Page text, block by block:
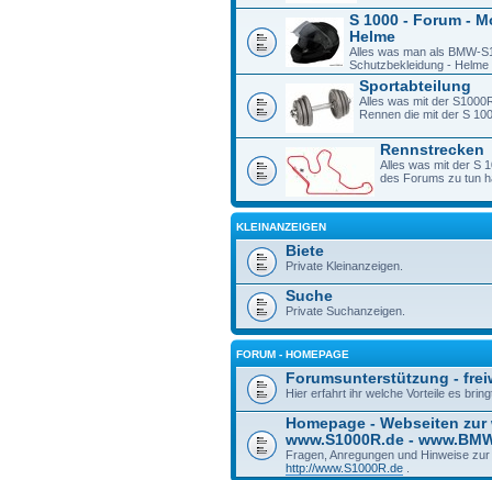
S 1000 - Forum -
Helme
Alles was man als BMW-
Schutzbekleidung -
Sportabteilung
Alles was mit der
Rennen die mit der S
Rennstrecken
Alles was mit der S
des Forums zu tun
KLEINANZEIGEN
Biete
Private Kleinanzeigen.
Suche
Private Suchanzeigen.
FORUM - HOMEPAGE
Forumsunterstützung -
Hier erfahrt ihr welche Vorteile es
Homepage - Webseiten zur
www.S1000R.de -
Fragen, Anregungen und Hinweise
http://www.S1000R.de